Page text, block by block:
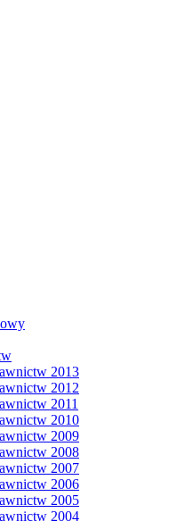
2013
2012
2011
2010
2009
2008
2007
2006
2005
2004